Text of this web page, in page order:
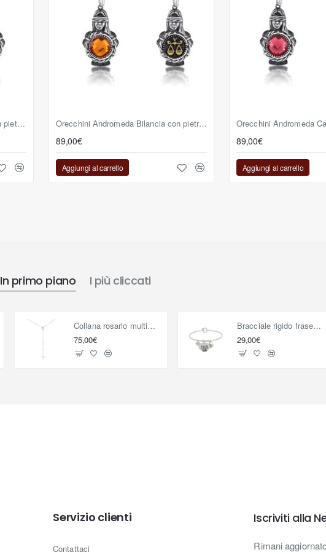
Orecchini Andromeda Autunno con pietra reversibile ambra Orecchini Andromeda Bilancia con pietra reversibile ambra
89,00€
Aggiungi al carrello
89,00€
Aggiungi al carrello
In primo piano I più cliccati
Collana rosario multicolor in argento 925
75,00€
Bracciale rigido frase con cuore pendente 'Mia sorella ha una sorella meravigliosa'
29,00€
Servizio clienti
Contattaci
Iscriviti alla
Rimani